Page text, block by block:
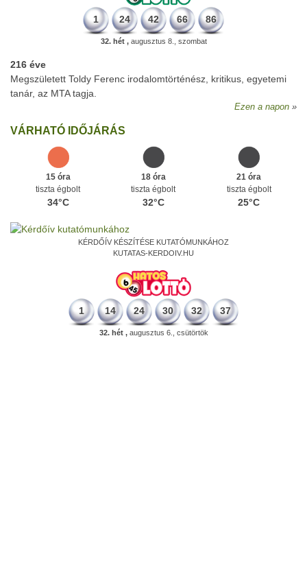
1 24 42 66 86
32. hét ,augusztus 8., szombat
216 éve
Megszületett Toldy Ferenc irodalomtörténész, kritikus, egyetemi
tanár, az MTA tagja.
Ezen a napon
VÁRHATÓ IDŐJÁRÁS
15 óra
tiszta égbolt
34°C
18 óra
tiszta égbolt
32°C
21 óra
tiszta égbolt
25°C
KÉRDŐÍV KÉSZÍTÉSE KUTATÓMUNKÁHOZ
KUTATAS-KERDOIV.HU
1 14 24 30 32 37
32. hét ,augusztus 6., csütörtök